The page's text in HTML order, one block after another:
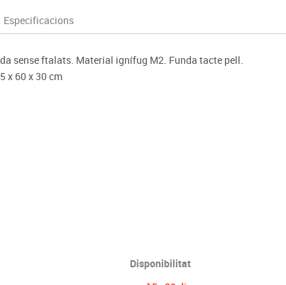
abatibles i polivalents
prestatges i taquilles
Entrenament
Esports raqueta
Gimnàstica rítmica
Especificacions
sense ftalats. Material ignífug M2. Funda tacte pell.
x 60 x 30 cm
Disponibilitat